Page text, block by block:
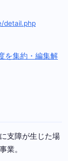
detail.php
を集約・編集解
支障が生じた場
業。